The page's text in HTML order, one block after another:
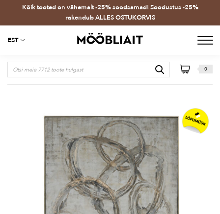
Kõik tooted on vähemalt -25% soodsamad! Soodustus -25%
rakendub ALLES OSTUKORVIS
EST
0